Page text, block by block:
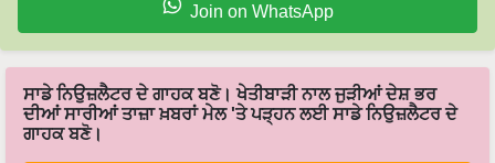
Join on WhatsApp
ਸਾਡੇ ਨਿਉਜ਼ਲੈਟਰ ਦੇ ਗਾਹਕ ਬਣੋ। ਖੇਤੀਬਾੜੀ ਨਾਲ ਜੁੜੀਆਂ ਦੇਸ਼ ਭਰ
ਦੀਆਂ ਸਾਰੀਆਂ ਤਾਜ਼ਾ ਖ਼ਬਰਾਂ ਮੇਲ 'ਤੇ ਪੜ੍ਹਨ ਲਈ ਸਾਡੇ ਨਿਉਜ਼ਲੈਟਰ ਦੇ
ਗਾਹਕ ਬਣੋ।